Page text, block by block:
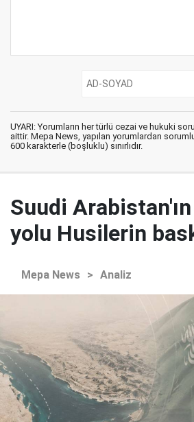
UYARI: Yorumların her türlü cezai ve hukuki
aittir. Mepa News, yapılan yorumlardan
600 karakterle (boşluklu) sınırlıdır.
Suudi
yolu Husilerin
Mepa News > Analiz